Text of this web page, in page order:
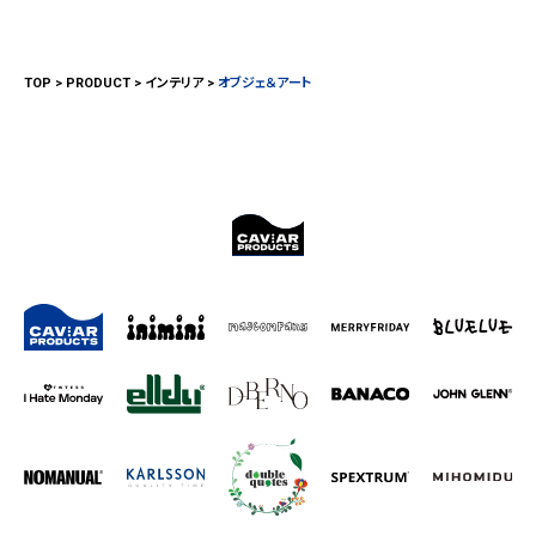
TOP PRODUCT インテリア オブジェ＆アート